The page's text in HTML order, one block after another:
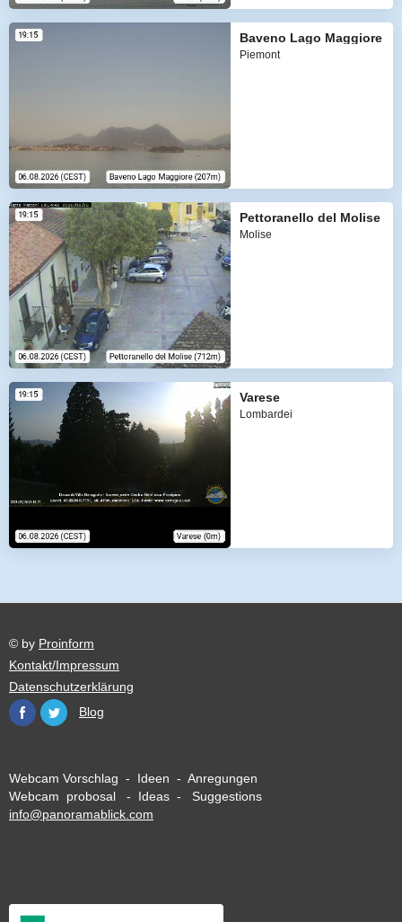
Baveno Lago Maggiore
Piemont
Pettoranello del Molise
Molise
Varese
Lombardei
© by Proinform
Kontakt/Impressum
Datenschutzerklärung
Blog
Webcam Vorschlag - Ideen - Anregungen
Webcam probosal - Ideas - Suggestions
info@panoramablick.com